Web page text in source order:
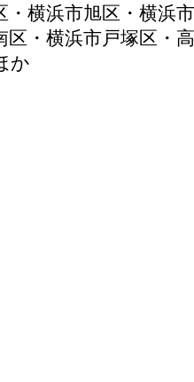
・横浜市旭区・横浜
区・横浜市戸塚区・
か